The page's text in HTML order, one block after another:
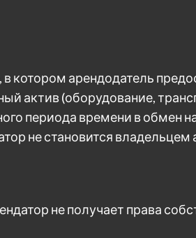
котором арендодатель
актив (оборудование,
периода времени в обмен
не становится владельцем
не получает права